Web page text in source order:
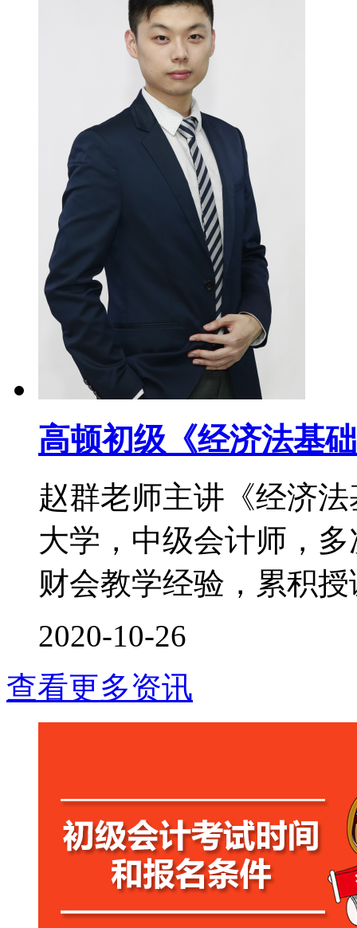
高顿初级《经济法基
赵群老师主讲《经济
大学，中级会计师，
财会教学经验，累积
2020-10-26
查看更多资讯